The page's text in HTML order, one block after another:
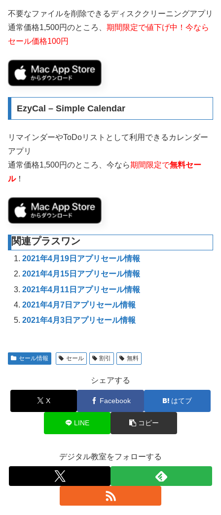
不要なファイルを削除できるディスククリーニングアプリ
通常価格1,500円のところ、 期間限定で値下げ中！今なら
セール価格100円
EzyCal – Simple Calendar
リマインダーやToDoリストとして利用できるカレンダー
アプリ
通常価格1,500円のところ、今なら期間限定で無料セー
ル！
関連プラスワン
2021年4月19日アプリセール情報
2021年4月15日アプリセール情報
2021年4月11日アプリセール情報
2021年4月7日アプリセール情報
2021年4月3日アプリセール情報
セール情報 セール 割引 無料
シェアする
X Facebook はてブ
LINE コピー
デジタル教室をフォローする